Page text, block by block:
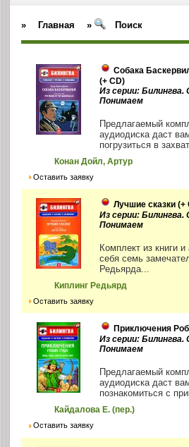
» Главная » Поиск
Собака
(+ CD)
Из серии:
Понимаем
Предлагаемый
аудиодиска даст
погрузиться в
Конан Дойл, Артур
Оставить заявку
Лучшие сказки (+
Из серии:
Понимаем
Комплект из книги
себя семь
Редьярда...
Киплинг Редьярд
Оставить заявку
Приключения
Из серии:
Понимаем
Предлагаемый
аудиодиска даст
познакомиться с
Кайдалова Е. (пер.)
Оставить заявку